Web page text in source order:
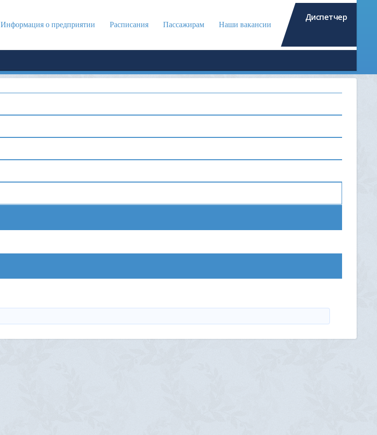
Информация о предприятии Расписания Пассажирам Наши вакансии
Диспетчер